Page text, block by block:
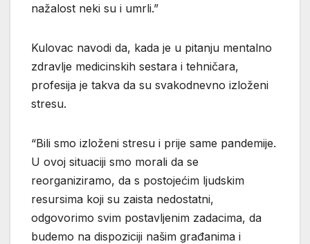
nažalost neki su i umrli.”
Kulovac navodi da, kada je u pitanju mentalno
zdravlje medicinskih sestara i tehničara,
profesija je takva da su svakodnevno izloženi
stresu.
“Bili smo izloženi stresu i prije same pandemije.
U ovoj situaciji smo morali da se
reorganiziramo, da s postojećim ljudskim
resursima koji su zaista nedostatni,
odgovorimo svim postavljenim zadacima, da
budemo na dispoziciji našim građanima i